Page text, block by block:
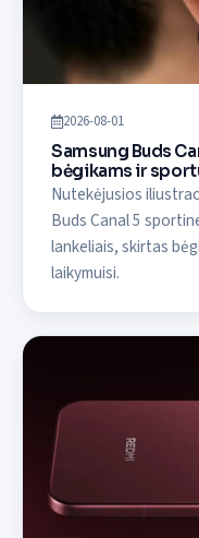
2026-08-01
Samsung Buds
bėgikams ir
Nutekėjusios
Buds Canal 5
lankeliais, skirtas
laikymuisi.